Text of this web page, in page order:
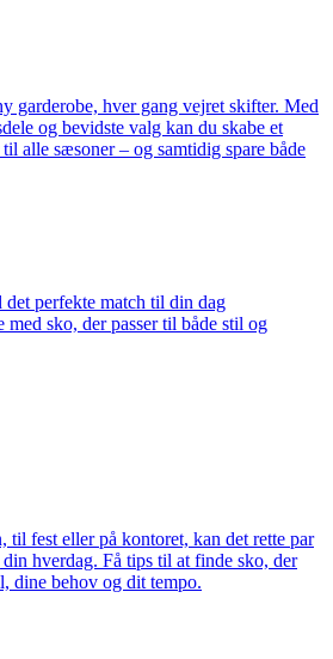
garderobe, hver gang vejret skifter. Med
og bevidste valg kan du skabe et
alle sæsoner – og samtidig spare både
perfekte match til din dag
sko, der passer til både stil og
til fest eller på kontoret, kan det rette par
hverdag. Få tips til at finde sko, der
dine behov og dit tempo.